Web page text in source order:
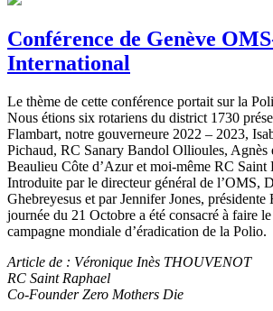
Conférence de Genève
International
Le thème de cette conférence portait sur la
Nous étions six rotariens du district 1730
Flambart, notre gouverneure 2022 – 2023,
Pichaud, RC Sanary Bandol Ollioules,
Beaulieu Côte d’Azur et moi-même RC Saint
Introduite par le directeur général de l’OMS,
Ghebreyesus et par Jennifer Jones,
journée du 21 Octobre a été consacré à faire
campagne mondiale d’éradication de la Polio.
Article de : Véronique Inès THOUVENOT
RC Saint Raphael
Co-Founder Zero Mothers Die